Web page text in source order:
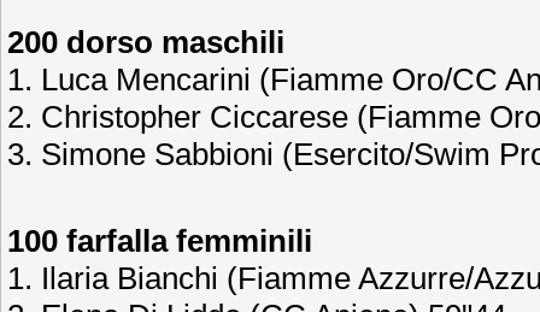
200 dorso maschili
1. Luca Mencarini (Fiamme Oro/CC
2. Christopher Ciccarese (Fiamme
3. Simone Sabbioni (Esercito/Swim
100 farfalla femminili
1. Ilaria Bianchi (Fiamme Azzurre/